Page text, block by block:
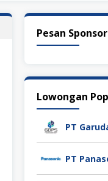
Pesan Sponsor
Lowongan